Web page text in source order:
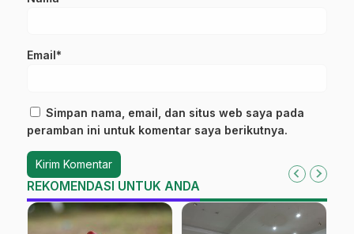
Email*
Simpan nama, email, dan situs web saya pada
peramban ini untuk komentar saya berikutnya.
REKOMENDASI UNTUK ANDA